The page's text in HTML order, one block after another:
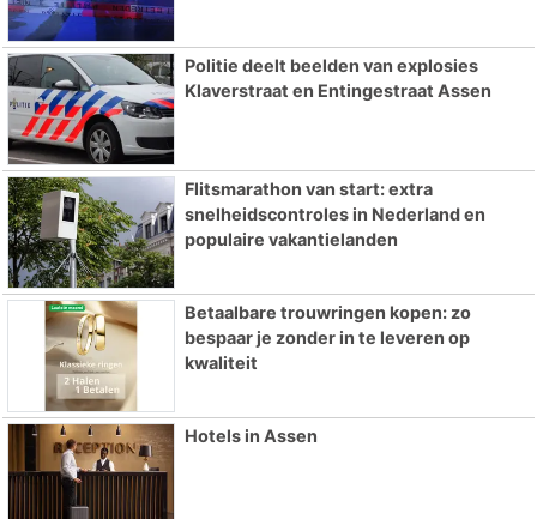
Politie deelt beelden van explosies
Klaverstraat en Entingestraat Assen
Flitsmarathon van start: extra
snelheidscontroles in Nederland en
populaire vakantielanden
Betaalbare trouwringen kopen: zo
bespaar je zonder in te leveren op
kwaliteit
Hotels in Assen